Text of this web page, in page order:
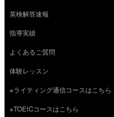
テ
ン
ツ
へ
ス
キ
英検解答速報
指導実績
よくあるご質問
体験レッスン
※ライティング通信コースはこちら
※TOEICコースはこちら